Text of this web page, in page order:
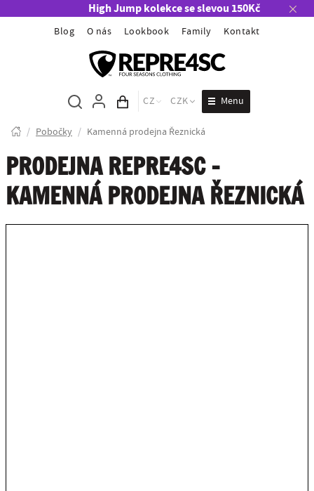
High Jump kolekce se slevou 150Kč
Blog O nás Lookbook Family Kontakt
Obsah košíku
CZ CZK Menu
/ Pobočky / Kamenná prodejna Řeznická
PRODEJNA REPRE4SC -
KAMENNÁ PRODEJNA ŘEZNICKÁ